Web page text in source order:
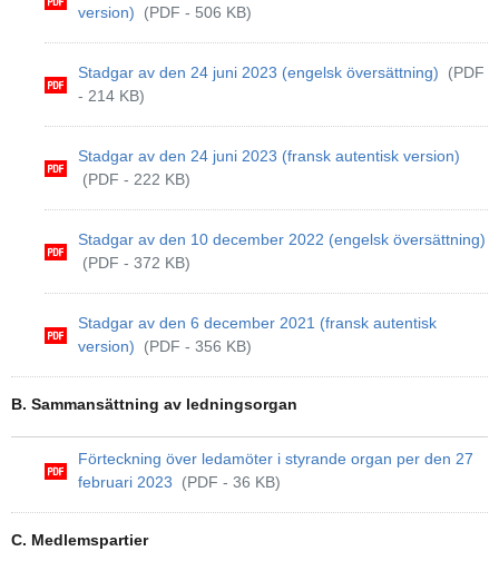
version)
(PDF - 506 KB)
Stadgar av den 24 juni 2023 (engelsk översättning)
(PDF
- 214 KB)
Stadgar av den 24 juni 2023 (fransk autentisk version)
(PDF - 222 KB)
Stadgar av den 10 december 2022 (engelsk översättning)
(PDF - 372 KB)
Stadgar av den 6 december 2021 (fransk autentisk
version)
(PDF - 356 KB)
B. Sammansättning av ledningsorgan
Förteckning över ledamöter i styrande organ per den 27
februari 2023
(PDF - 36 KB)
C. Medlemspartier